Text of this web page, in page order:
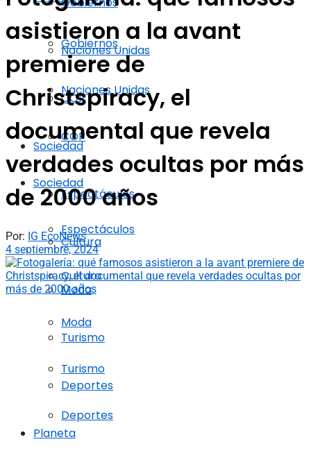
Naciones Unidas
COP
Sociedad
Espectáculos
Cultura
Moda
Turismo
Deportes
Planeta
Gobiernos
Naciones Unidas
COP
Sociedad
Espectáculos
Cultura
Moda
Turismo
Deportes
asistieron a la avant
premiere de
Christspiracy, el
documental que revela
verdades ocultas por más
de 2000 años
Por: IG EcoNews
4 septiembre, 2024